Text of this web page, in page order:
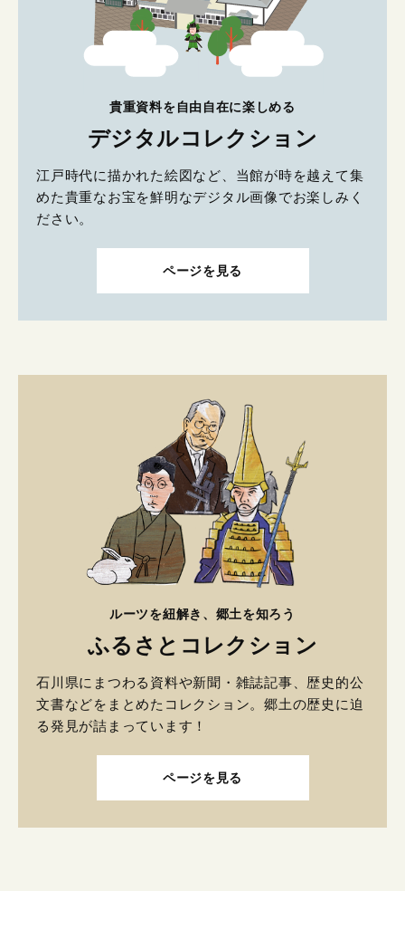
貴重資料を自由自在に楽しめる
デジタルコレクション
江戸時代に描かれた絵図など、当館が時を越えて集
めた貴重なお宝を鮮明なデジタル画像でお楽しみく
ださい。
ページを見る
ルーツを紐解き、郷土を知ろう
ふるさとコレクション
石川県にまつわる資料や新聞・雑誌記事、歴史的公
文書などをまとめたコレクション。郷土の歴史に迫
る発見が詰まっています！
ページを見る